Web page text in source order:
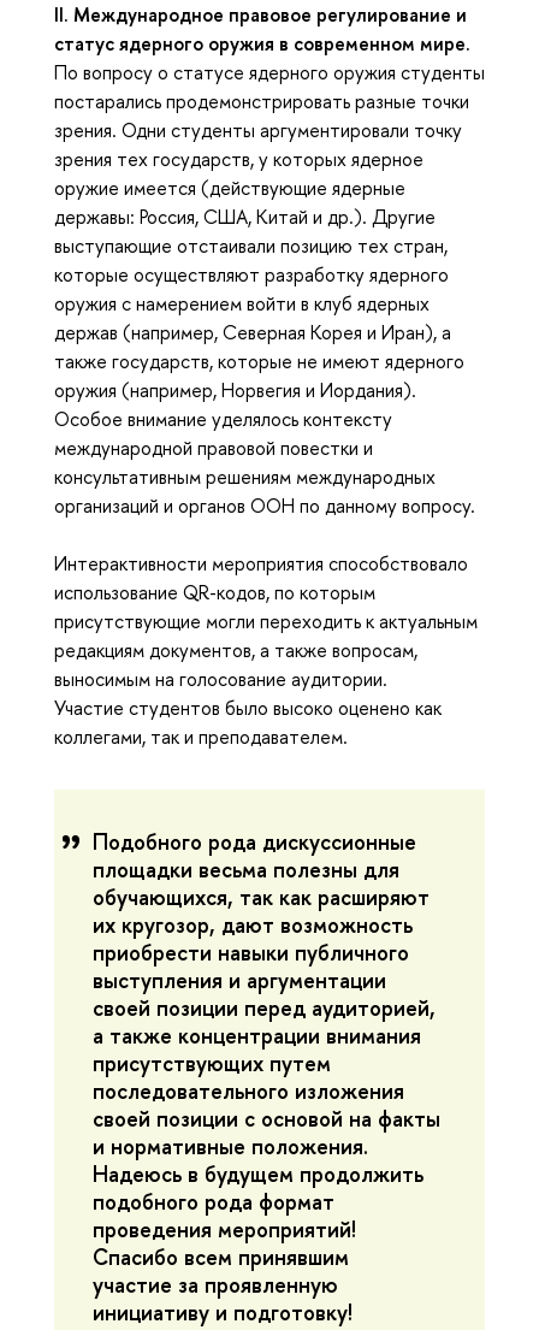
II. Международное правовое регулирование и
статус ядерного оружия в современном мире.
По вопросу о статусе ядерного оружия студенты
постарались продемонстрировать разные точки
зрения. Одни студенты аргументировали точку
зрения тех государств, у которых ядерное
оружие имеется (действующие ядерные
державы: Россия, США, Китай и др.). Другие
выступающие отстаивали позицию тех стран,
которые осуществляют разработку ядерного
оружия с намерением войти в клуб ядерных
держав (например, Северная Корея и Иран), а
также государств, которые не имеют ядерного
оружия (например, Норвегия и Иордания).
Особое внимание уделялось контексту
международной правовой повестки и
консультативным решениям международных
организаций и органов ООН по данному вопросу.
Интерактивности мероприятия способствовало
использование QR-кодов, по которым
присутствующие могли переходить к актуальным
редакциям документов, а также вопросам,
выносимым на голосование аудитории.
Участие студентов было высоко оценено как
коллегами, так и преподавателем.
Подобного рода дискуссионные
площадки весьма полезны для
обучающихся, так как расширяют
их кругозор, дают возможность
приобрести навыки публичного
выступления и аргументации
своей позиции перед аудиторией,
а также концентрации внимания
присутствующих путем
последовательного изложения
своей позиции с основой на факты
и нормативные положения.
Надеюсь в будущем продолжить
подобного рода формат
проведения мероприятий!
Спасибо всем принявшим
участие за проявленную
инициативу и подготовку!